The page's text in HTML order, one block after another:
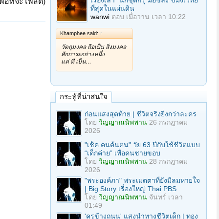
ที่สุดในแผ่นดิน
wanwi ตอบ เมื่อวาน เวลา 10:22
Khamphee said: ↑
วัตถุมงคล ถือเป็น สิ่งมงคล
สักการะอย่างหนึ่ง
แต่ ที่ เป็น…
กระทู้ที่น่าสนใจ
ก่อนแสงสุดท้าย | ชีวิตจริงยิ่งกว่าละคร
โดย วิญญาณนิพพาน 26 กรกฎาคม
2026
"เช็ค คนค้นฅน" วัย 63 ปีกับใช้ชีวิตแบบ
“เด็กค่าย” เพื่อคนชายขอบ
โดย วิญญาณนิพพาน 28 กรกฎาคม
2026
"พระองค์ภา" พระเมตตาที่ยังมีลมหายใจ
| Big Story เรื่องใหญ่ Thai PBS
โดย วิญญาณนิพพาน จันทร์ เวลา
01:49
'ครูข้างถนน' แสงนำทางชีวิตเด็ก | ทอง